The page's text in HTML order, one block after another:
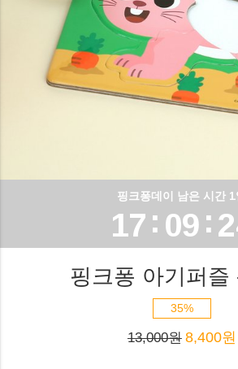
핑크퐁데이 남은 시간 1
0
1
2
4
2
3
4
6
7
8
: 0
1
2
3
4
5
6
8
9 :
1
2
3
5
핑크퐁 아기퍼즐
35%
13,000원 8,400원